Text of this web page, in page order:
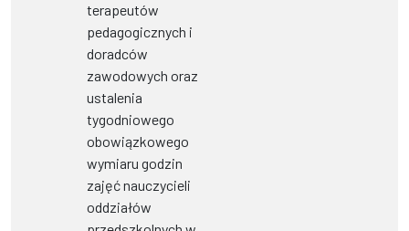
terapeutów
pedagogicznych i
doradców
zawodowych oraz
ustalenia
tygodniowego
obowiązkowego
wymiaru godzin
zajęć nauczycieli
oddziałów